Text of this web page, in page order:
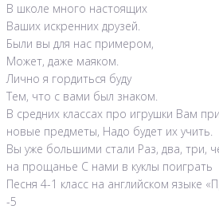
В школе много настоящих
Ваших искренних друзей.
Были вы для нас примером,
Может, даже маяком.
Лично я гордиться буду
Тем, что с вами был знаком.
В средних классах про игрушки Вам
новые предметы, Надо будет их учить.
Вы уже большими стали Раз, два, три,
на прощанье С нами в куклы поиграть
Песня 4-1 класс на английском языке
-5